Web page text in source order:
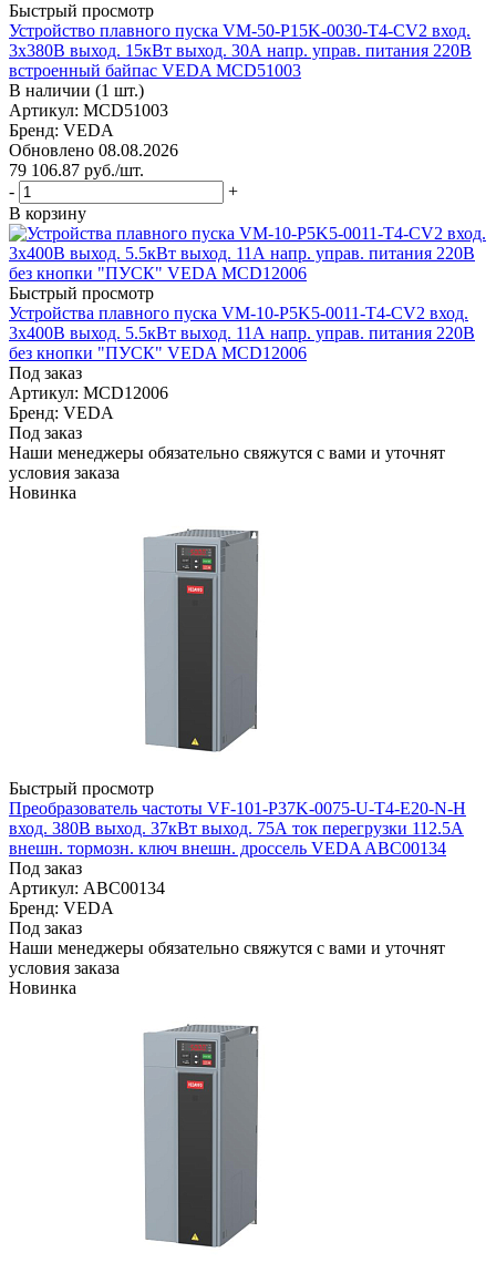
Быстрый просмотр
Устройство плавного пуска VM-50-P15K-0030-T4-CV2 вход.
3х380В выход. 15кВт выход. 30А напр. управ. питания 220В
встроенный байпас VEDA MCD51003
В наличии (1 шт.)
Артикул: MCD51003
Бренд: VEDA
Обновлено 08.08.2026
79 106.87 руб./шт.
-
+
В корзину
Быстрый просмотр
Устройства плавного пуска VM-10-P5K5-0011-T4-CV2 вход.
3х400В выход. 5.5кВт выход. 11А напр. управ. питания 220В
без кнопки "ПУСК" VEDA MCD12006
Под заказ
Артикул: MCD12006
Бренд: VEDA
Под заказ
Наши менеджеры обязательно свяжутся с вами и уточнят
условия заказа
Новинка
Быстрый просмотр
Преобразователь частоты VF-101-P37K-0075-U-T4-E20-N-H
вход. 380В выход. 37кВт выход. 75А ток перегрузки 112.5А
внешн. тормозн. ключ внешн. дроссель VEDA ABC00134
Под заказ
Артикул: ABC00134
Бренд: VEDA
Под заказ
Наши менеджеры обязательно свяжутся с вами и уточнят
условия заказа
Новинка